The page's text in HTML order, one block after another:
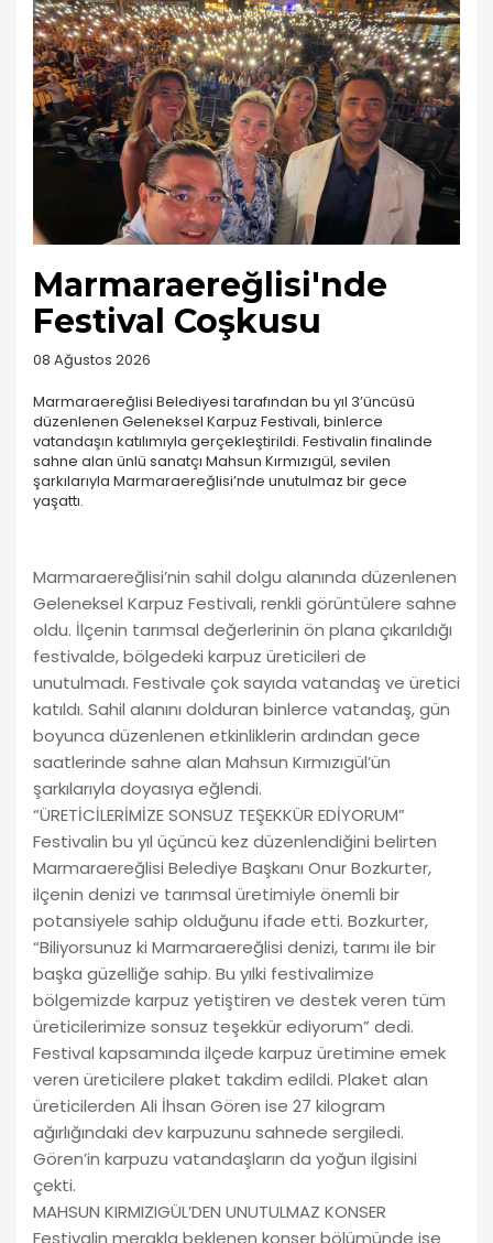
Marmaraereğlisi'nde
Festival Coşkusu
08 Ağustos 2026
Marmaraereğlisi Belediyesi tarafından bu yıl 3’üncüsü
düzenlenen Geleneksel Karpuz Festivali, binlerce
vatandaşın katılımıyla gerçekleştirildi. Festivalin finalinde
sahne alan ünlü sanatçı Mahsun Kırmızıgül, sevilen
şarkılarıyla Marmaraereğlisi’nde unutulmaz bir gece
yaşattı.
Marmaraereğlisi’nin sahil dolgu alanında düzenlenen
Geleneksel Karpuz Festivali, renkli görüntülere sahne
oldu. İlçenin tarımsal değerlerinin ön plana çıkarıldığı
festivalde, bölgedeki karpuz üreticileri de
unutulmadı. Festivale çok sayıda vatandaş ve üretici
katıldı. Sahil alanını dolduran binlerce vatandaş, gün
boyunca düzenlenen etkinliklerin ardından gece
saatlerinde sahne alan Mahsun Kırmızıgül’ün
şarkılarıyla doyasıya eğlendi.
“ÜRETİCİLERİMİZE SONSUZ TEŞEKKÜR EDİYORUM”
Festivalin bu yıl üçüncü kez düzenlendiğini belirten
Marmaraereğlisi Belediye Başkanı Onur Bozkurter,
ilçenin denizi ve tarımsal üretimiyle önemli bir
potansiyele sahip olduğunu ifade etti. Bozkurter,
“Biliyorsunuz ki Marmaraereğlisi denizi, tarımı ile bir
başka güzelliğe sahip. Bu yılki festivalimize
bölgemizde karpuz yetiştiren ve destek veren tüm
üreticilerimize sonsuz teşekkür ediyorum” dedi.
Festival kapsamında ilçede karpuz üretimine emek
veren üreticilere plaket takdim edildi. Plaket alan
üreticilerden Ali İhsan Gören ise 27 kilogram
ağırlığındaki dev karpuzunu sahnede sergiledi.
Gören’in karpuzu vatandaşların da yoğun ilgisini
çekti.
MAHSUN KIRMIZIGÜL’DEN UNUTULMAZ KONSER
Festivalin merakla beklenen konser bölümünde ise